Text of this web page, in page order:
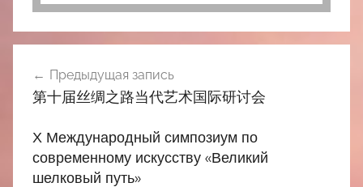
по
Предыдущая запись
第十届丝绸之路当代艺术国际研讨会
Х Международный симпозиум по
современному искусству «Великий
шелковый путь»